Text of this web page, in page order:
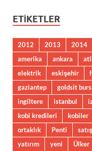
ETIKETLER
2012 2013 2014
amerika
ankara
elektrik
eskişehir
gaziantep
goldsit
ingiltere
istanbul
kobi kredileri
kobiler
ortaklık
Penti satış
yatırım
yeni Ülker